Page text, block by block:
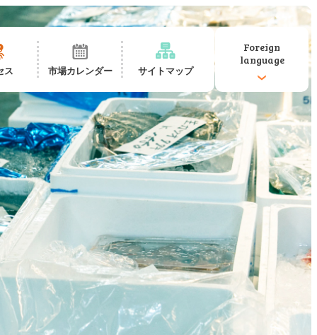
ス 市場カレンダー サイトマップ
Foreign
language